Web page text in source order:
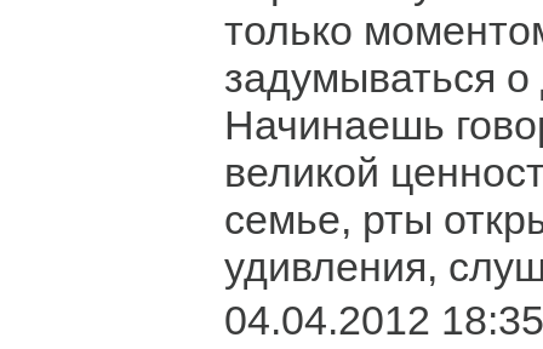
только
задумываться
Начинаешь
великой
семье, рты
удивления,
04.04.2012 18:35